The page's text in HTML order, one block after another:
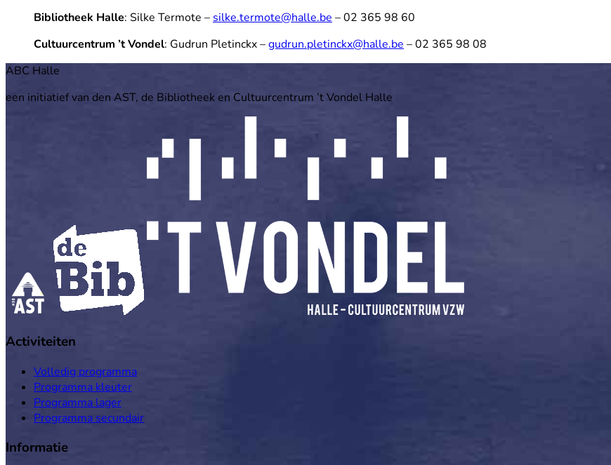
Bibliotheek Halle: Silke Termote – silke.termote@halle.be – 02 365 98 60
Cultuurcentrum ’t Vondel: Gudrun Pletinckx –gudrun.pletinckx@halle.be – 02 365 98 08
Footer
ABC Halle
een initiatief van den AST, de Bibliotheek en Cultuurcentrum ’t Vondel Halle
Activiteiten
Volledig programma
Programma kleuter
Programma lager
Programma secundair
Informatie